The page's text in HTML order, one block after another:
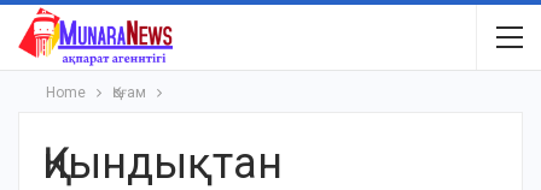
Home Қоғам
Қиындықтан